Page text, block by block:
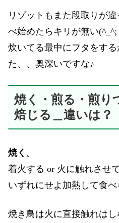
リゾットもまた段取りが
べ始めたらキリが無い(^_^;
炊いてる最中にフタをす
た、、奥深いですな♪
焼く・煎る・煎り
焙じる＿違いは？
焼く 。
着火する or 火に触れさせ
いずれにせよ加熱して食べ
焼き鳥は火に直接触れは